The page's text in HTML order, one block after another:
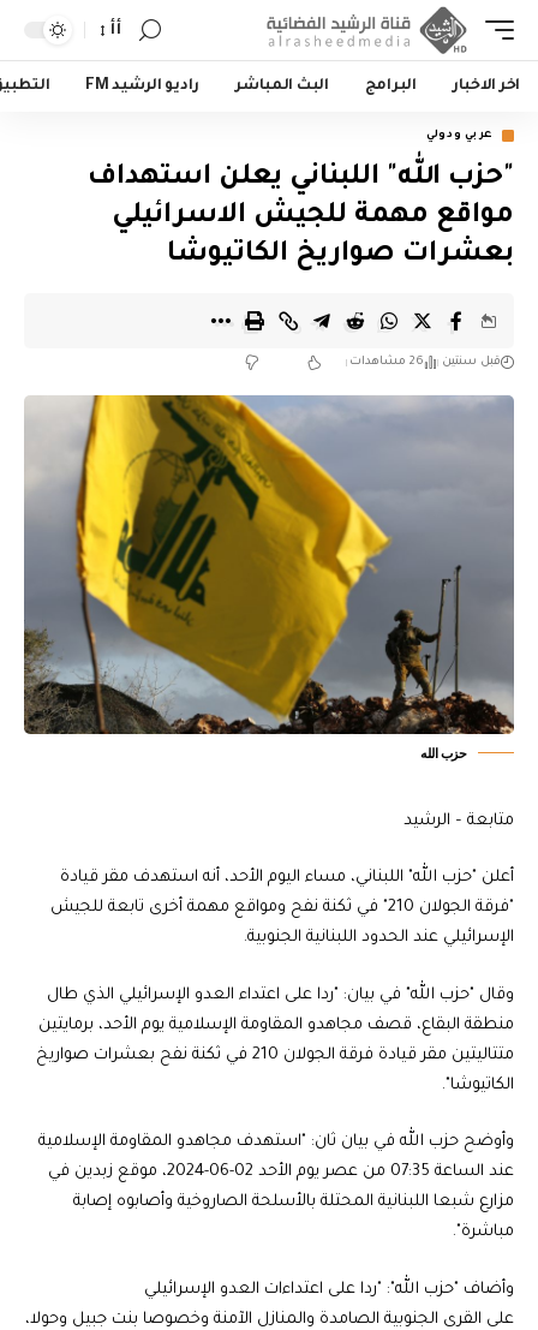
أأ
اخر الاخبار البرامج البث المباشر راديو الرشيد FM
عربي ودولي
"حزب الله" اللبناني يعلن استهداف
مواقع مهمة للجيش الاسرائيلي
بعشرات صواريخ الكاتيوشا
قبل سنتين 26 مشاهدات
حزب الله
متابعة – الرشيد
‎أعلن "حزب الله" اللبناني، مساء اليوم الأحد، أنه استهدف مقر قيادة
"فرقة الجولان 210" في ثكنة نفح ومواقع مهمة أخرى تابعة للجيش
الإسرائيلي عند الحدود اللبنانية الجنوبية.
‎وقال "حزب الله" في بيان: "ردا على ‏اعتداء العدو الإسرائيلي الذي طال
منطقة البقاع، قصف مجاهدو المقاومة الإسلامية يوم الأحد‏، برمايتين
متتاليتين مقر قيادة فرقة الجولان 210 في ثكنة نفح بعشرات صواريخ
‏الكاتيوشا".
‎وأوضح حزب الله في بيان ثان: "استهدف ‏مجاهدو المقاومة الإسلامية
عند الساعة 07:35 من عصر يوم الأحد 02-06-2024، ‏موقع زبدين في
مزارع شبعا اللبنانية المحتلة بالأسلحة الصاروخية وأصابوه إصابة
‎على القرى الجنوبية الصامدة والمنازل الآمنة وخصوصا بنت جبيل ‏وحولا،